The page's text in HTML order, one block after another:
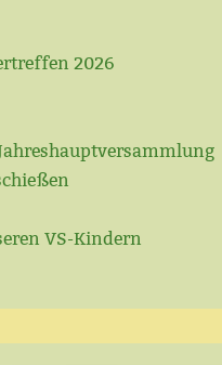
2026
VS-Kindern